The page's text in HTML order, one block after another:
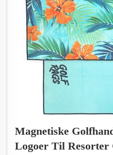
Magnetiske
Logoer Til Resorter